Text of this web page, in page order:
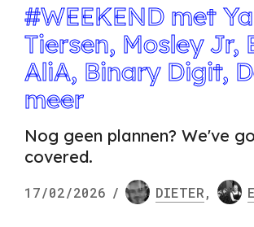
#WEEKEND met
Tiersen, Mosley Jr,
AliA, Binary Digit,
meer
Nog geen plannen? We've
covered.
17/02/2026 / DIETER,